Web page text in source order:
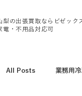
梨の出張買取ならビゼック
電・不用品対応可
All Posts 業務用